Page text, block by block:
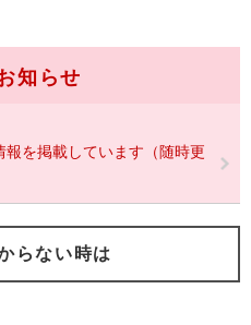
知らせ
を掲載しています（随時更
らない時は